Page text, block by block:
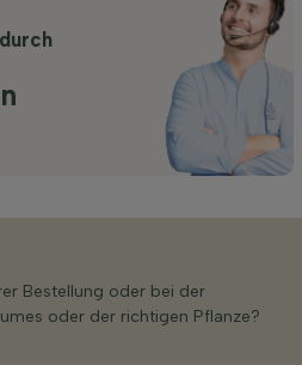
Bestellung oder bei der
oder der richtigen Pflanze?